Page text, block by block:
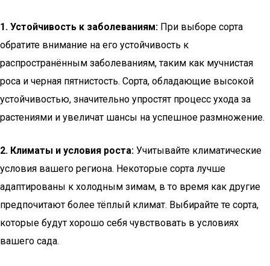
1. Устойчивость к заболеваниям: При выборе сорта
обратите внимание на его устойчивость к
распространённым заболеваниям, таким как мучнистая
роса и черная пятнистость. Сорта, обладающие высокой
устойчивостью, значительно упростят процесс ухода за
растениями и увеличат шансы на успешное размножение.
2. Климаты и условия роста: Учитывайте климатические
условия вашего региона. Некоторые сорта лучше
адаптированы к холодным зимам, в то время как другие
предпочитают более тёплый климат. Выбирайте те сорта,
которые будут хорошо себя чувствовать в условиях
вашего сада.